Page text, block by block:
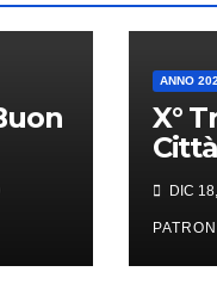
ANNO
X°
DIC